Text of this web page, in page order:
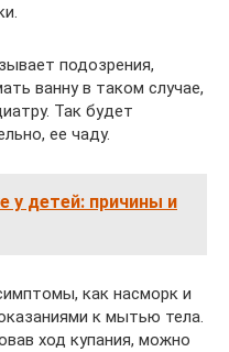
подозрения,
ванну в таком случае,
Так будет
ее чаду.
у детей: причины и
как насморк и
к мытью тела.
ход купания, можно